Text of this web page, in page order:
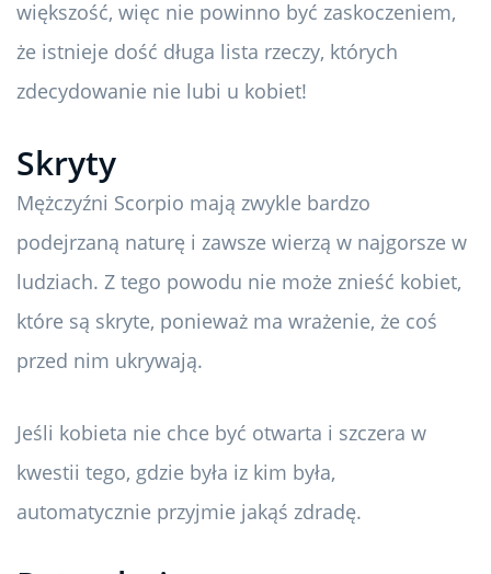
większość, więc nie powinno być zaskoczeniem,
że istnieje dość długa lista rzeczy, których
zdecydowanie nie lubi u kobiet!
Skryty
Mężczyźni Scorpio mają zwykle bardzo
podejrzaną naturę i zawsze wierzą w najgorsze w
ludziach. Z tego powodu nie może znieść kobiet,
które są skryte, ponieważ ma wrażenie, że coś
przed nim ukrywają.
Jeśli kobieta nie chce być otwarta i szczera w
kwestii tego, gdzie była iz kim była,
automatycznie przyjmie jakąś zdradę.